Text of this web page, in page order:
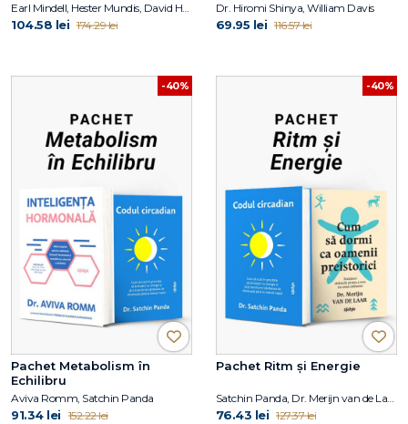
Earl Mindell, Hester Mundis, David Hoffmann
104.58 lei 174.29 lei
Dr. Hiromi Shinya, William Davis
69.95 lei 116.57 lei
-40%
Pachet Metabolism în
Echilibru
Aviva Romm, Satchin Panda
91.34 lei 152.22 lei
-40%
Pachet Ritm și Energie
Satchin Panda, Dr. Merijn van de Laar
76.43 lei 127.37 lei